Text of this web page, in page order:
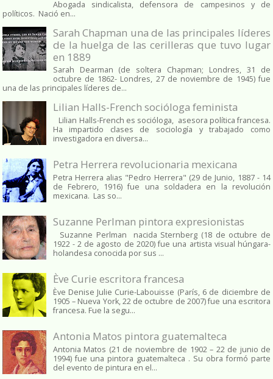
Abogada sindicalista, defensora de campesinos y de
políticos. Nació en...
Sarah Chapman una de las principales líderes
de la huelga de las cerilleras que tuvo lugar
en 1889
Sarah Dearman (de soltera Chapman; Londres, 31 de
octubre de 1862​- Londres, 27 de noviembre de 1945)​ fue
una de las principales líderes de...
Lilian Halls-French socióloga feminista
Lilian Halls-French es socióloga, asesora política francesa.
Ha impartido clases de sociología y trabajado como
investigadora en diversa...
Petra Herrera revolucionaria mexicana
Petra Herrera alias "Pedro Herrera" (29 de Junio, 1887 - 14
de Febrero, 1916) fue una soldadera en la revolución
mexicana. Las so...
Suzanne Perlman pintora expresionistas
Suzanne Perlman nacida Sternberg (18 de octubre de
1922 - 2 de agosto de 2020) fue una artista visual húngara-
holandesa conocida por sus ...
Ève Curie escritora francesa
Ève Denise Julie Curie-Labouisse (París, 6 de diciembre de
1905 – Nueva York, 22 de octubre de 2007) fue una escritora
francesa. Fue la segu...
Antonia Matos pintora guatemalteca
Antonia Matos (21 de noviembre de 1902 – 22 de junio de
1994) fue una pintora guatemalteca . Su obra formó parte
del evento de pintura en el...